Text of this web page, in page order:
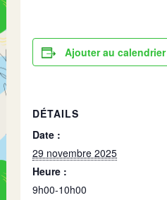
Ajouter au calendrier
DÉTAILS
Date :
29 novembre 2025
Heure :
9h00-10h00